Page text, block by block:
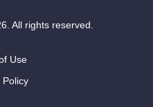
All rights reserved.
Use
Policy